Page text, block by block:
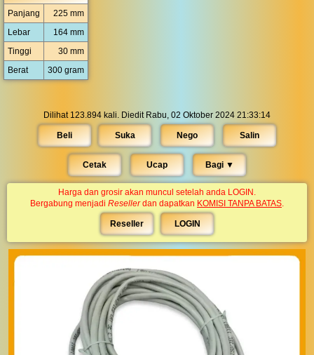
Panjang
225 mm
Lebar
164 mm
Tinggi
30 mm
Berat
300 gram
Dilihat 123.894 kali. Diedit Rabu, 02 Oktober 2024 21:33:14
Beli Suka Nego Salin
Cetak Ucap Bagi ▼︎
Harga dan grosir akan muncul setelah anda LOGIN.
Bergabung menjadi Resellerdan dapatkan KOMISI TANPA BATAS.
Reseller LOGIN